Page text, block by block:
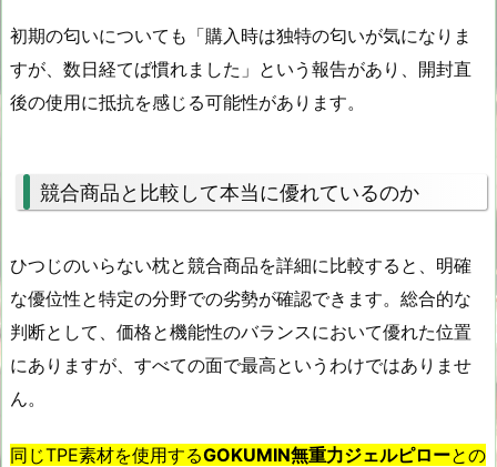
初期の匂いについても「購入時は独特の匂いが気になりま
すが、数日経てば慣れました」という報告があり、開封直
後の使用に抵抗を感じる可能性があります。
競合商品と比較して本当に優れているのか
ひつじのいらない枕と競合商品を詳細に比較すると、明確
な優位性と特定の分野での劣勢が確認できます。総合的な
判断として、価格と機能性のバランスにおいて優れた位置
にありますが、すべての面で最高というわけではありませ
ん。
同じTPE素材を使用するGOKUMIN無重力ジェルピローとの